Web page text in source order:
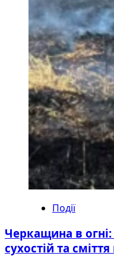
Події
Черкащина в
сухостій та